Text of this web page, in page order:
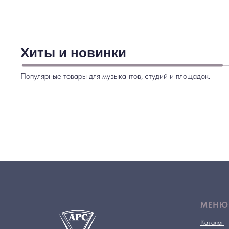
Хиты и новинки
Популярные товары для музыкантов, студий и площадок.
МЕНЮ
Каталог